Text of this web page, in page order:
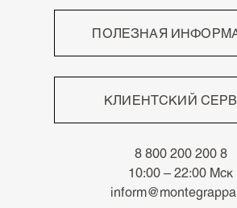
ПОЛЕЗНАЯ
Высокое
Непревзойдённый
Архив
Новости
КЛИЕНТСКИЙ
Доставка
Возврат
Часто задаваемые
8 800 200 200 8
10:00 – 22:00 Мск